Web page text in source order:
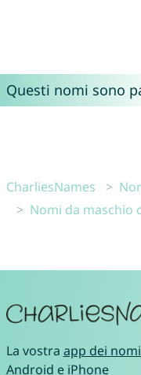
Questi nomi sono
CharliesNames
Nomi da maschio
La vostra app dei
Android e iPhone